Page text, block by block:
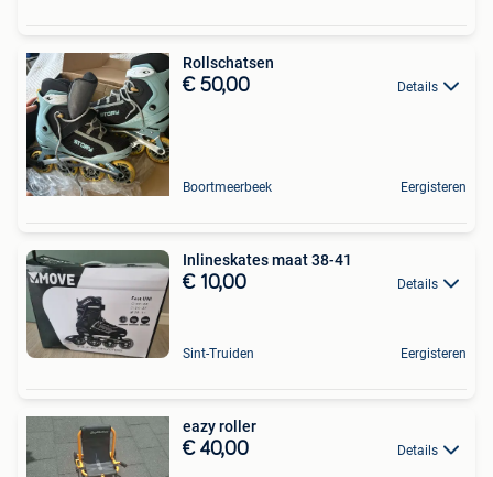
Rollschatsen
€ 50,00 Details
Boortmeerbeek Eergisteren
Inlineskates maat 38-41
€ 10,00 Details
Sint-Truiden Eergisteren
eazy roller
€ 40,00 Details